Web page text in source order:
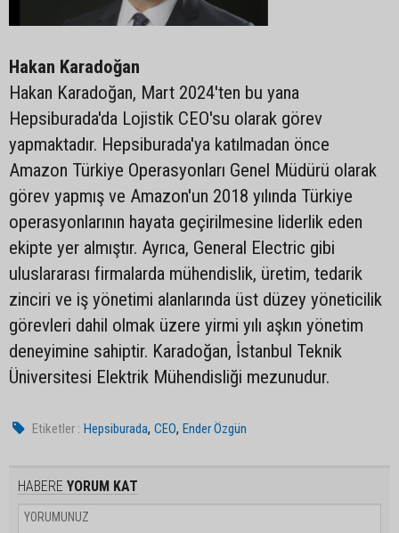
Hakan Karadoğan
Hakan Karadoğan, Mart 2024'ten bu yana
Hepsiburada'da Lojistik CEO'su olarak görev
yapmaktadır. Hepsiburada'ya katılmadan önce
Amazon Türkiye Operasyonları Genel Müdürü olarak
görev yapmış ve Amazon'un 2018 yılında Türkiye
operasyonlarının hayata geçirilmesine liderlik eden
ekipte yer almıştır. Ayrıca, General Electric gibi
uluslararası firmalarda mühendislik, üretim, tedarik
zinciri ve iş yönetimi alanlarında üst düzey yöneticilik
görevleri dahil olmak üzere yirmi yılı aşkın yönetim
deneyimine sahiptir. Karadoğan, İstanbul Teknik
Üniversitesi Elektrik Mühendisliği mezunudur.
Etiketler : Hepsiburada,CEO,Ender Özgün
HABERE YORUM KAT